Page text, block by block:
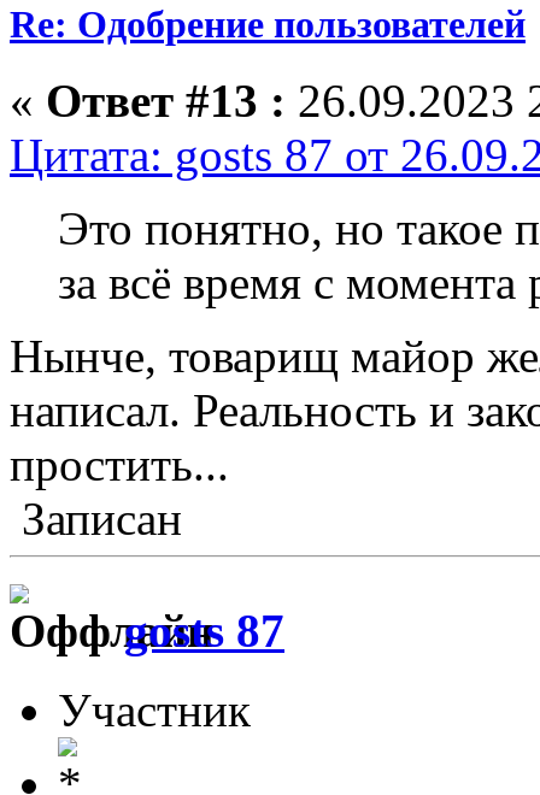
Re: Одобрение пользователей
« Ответ #13 : 26.09.2023
Цитата: gosts 87 от
Это понятно, но такое
за всё время с момента
Нынче, товарищ майор
написал. Реальность и
простить...
Записан
gosts 87
Участник